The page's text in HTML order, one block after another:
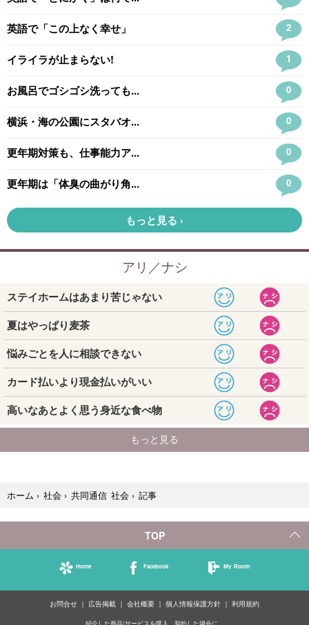
ホーム › 社会 › 共同通信 社会 › 記事
TOP
Home Facebook My Room
お問合せ 広告掲載 会社概要 個人情報保護方針 利用規約